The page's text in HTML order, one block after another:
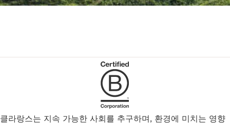
클라랑스는 지속 가능한 사회를 추구하며, 환경에 미치는 영향